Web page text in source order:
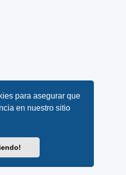
para asegurar que
en nuestro sitio